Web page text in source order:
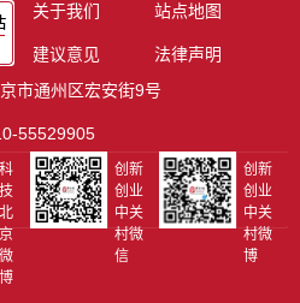
关于我们 站点地图
建议意见
法律声明
市通州区宏安街9号
55529905
科
技
北
京
微
博
创新
创业
中关
村微
信
创新
创业
中关
村微
博